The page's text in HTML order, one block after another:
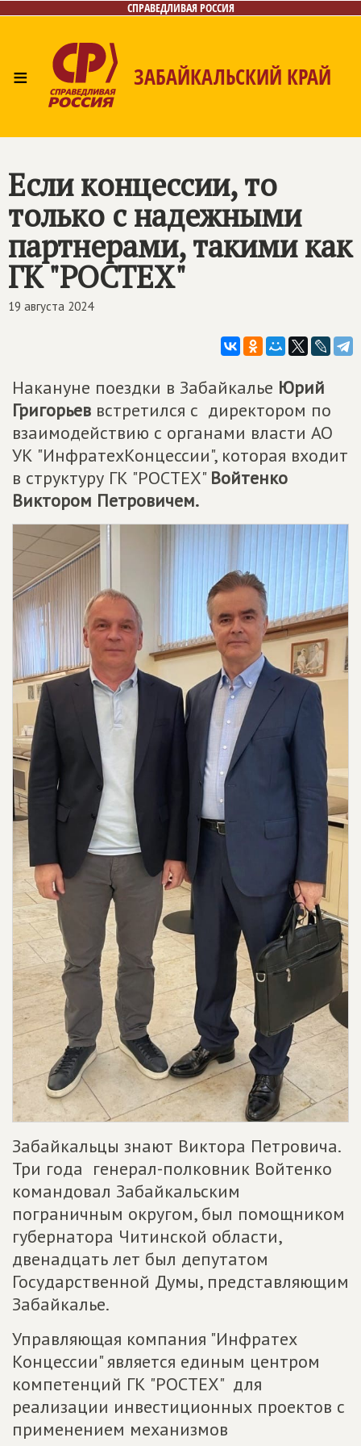
СПРАВЕДЛИВАЯ РОССИЯ
≡ ЗАБАЙКАЛЬСКИЙ КРАЙ
Если концессии, то
только с надежными
партнерами, такими как
ГК "РОСТЕХ"
19 августа 2024
Накануне поездки в Забайкалье Юрий
Григорьев встретился с директором по
взаимодействию с органами власти АО
УК "ИнфратехКонцессии", которая входит
в структуру ГК "РОСТЕХ" Войтенко
Виктором Петровичем.
Забайкальцы знают Виктора Петровича.
Три года генерал-полковник Войтенко
командовал Забайкальским
пограничным округом, был помощником
губернатора Читинской области,
двенадцать лет был депутатом
Государственной Думы, представляющим
Забайкалье.
Управляющая компания "Инфратех
Концессии" является единым центром
компетенций ГК "РОСТЕХ" для
реализации инвестиционных проектов с
применением механизмов